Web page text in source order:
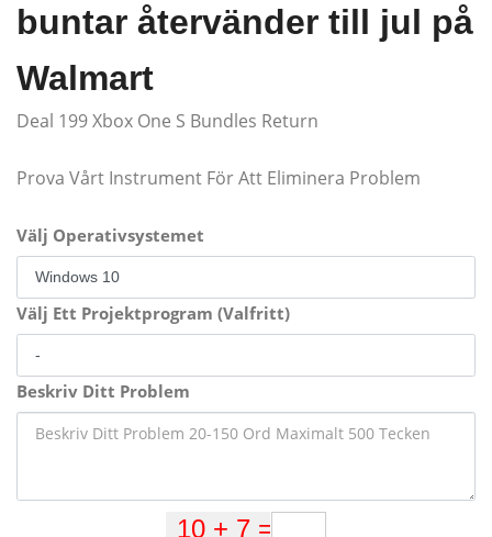
buntar återvänder till jul på
Walmart
Deal 199 Xbox One S Bundles Return
Prova Vårt Instrument För Att Eliminera Problem
Välj Operativsystemet
Välj Ett Projektprogram (Valfritt)
Beskriv Ditt Problem